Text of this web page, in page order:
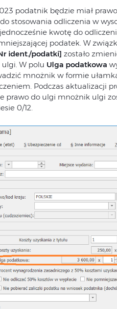
podatnik będzie miał
stosowania odliczenia w
kwotę do
podatek. W
ident./podatki] zostało
W polu Ulga podatkowa
mnożnik w formie ułamka
Podczas aktualizacji
prawo do ulgi mnożnik ulgi
0/12.